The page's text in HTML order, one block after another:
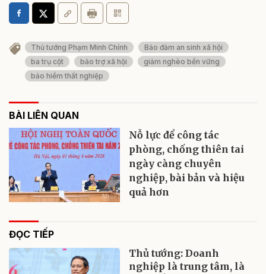
Thủ tướng Phạm Minh Chính
Bảo đảm an sinh xã hội
ba trụ cột
bảo trợ xã hội
giảm nghèo bền vững
bảo hiểm thất nghiệp
BÀI LIÊN QUAN
Nỗ lực để công tác
phòng, chống thiên tai
ngày càng chuyên
nghiệp, bài bản và hiệu
quả hơn
ĐỌC TIẾP
Thủ tướng: Doanh
nghiệp là trung tâm, là